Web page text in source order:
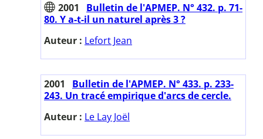
2001
Bulletin de l'APMEP. N° 432. p. 71-
80. Y a-t-il un naturel après 3 ?
Auteur : Lefort Jean
2001
Bulletin de l'APMEP. N° 433. p. 233-
243. Un tracé empirique d'arcs de cercle.
Auteur : Le Lay Joël